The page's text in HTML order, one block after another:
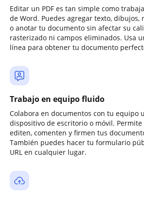
Editar un PDF es tan simple como
de Word. Puedes agregar texto, dibujos,
o anotar tu documento sin afectar su
rasterizado ni campos eliminados. Usa
línea para obtener tu documento
Trabajo en equipo fluido
Colabora en documentos con tu equipo
dispositivo de escritorio o móvil. Permite
editen, comenten y firmen tus
También puedes hacer tu formulario
URL en cualquier lugar.